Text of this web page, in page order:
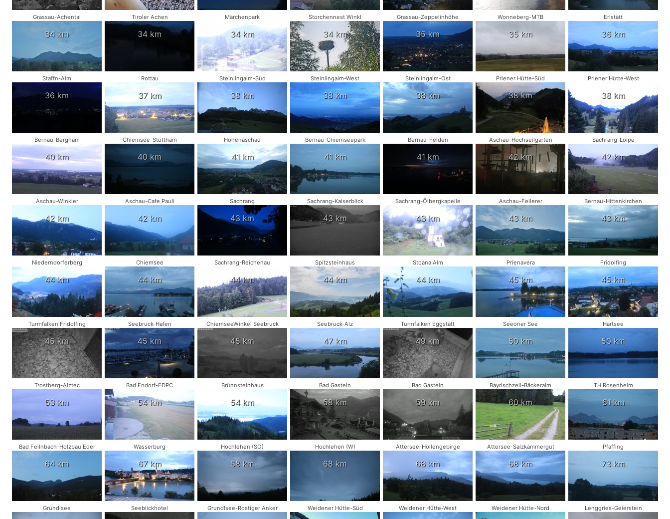
Grassau-Achental
34 km
Tiroler Achen
34 km
Märchenpark
34 km
Storchennest Winkl
34 km
Grassau-Zeppelinhöhe
35 km
Wonneberg-MTB
35 km
Erlstätt
36 km
Staffn-Alm
36 km
Rottau
37 km
Steinlingalm-Süd
38 km
Steinlingalm-West
38 km
Steinlingalm-Ost
38 km
Priener Hütte-Süd
38 km
Priener Hütte-West
38 km
Bernau-Bergham
40 km
Chiemsee-Stöttham
40 km
Hohenaschau
41 km
Bernau-Chiemseepark
41 km
Bernau-Felden
41 km
Aschau-Hochseilgarten
42 km
Sachrang-Loipe
42 km
Aschau-Winkler
42 km
Aschau-Cafe Pauli
42 km
Sachrang
43 km
Sachrang-Kaiserblick
43 km
Sachrang-Ölbergkapelle
43 km
Aschau-Fellerer
43 km
Bernau-Hittenkirchen
43 km
Niederndorferberg
44 km
Chiemsee
44 km
Sachrang-Reichenau
44 km
Spitzsteinhaus
44 km
Stoana Alm
44 km
Prienavera
45 km
Fridolfing
45 km
Turmfalken Fridolfing
45 km
Seebruck-Hafen
45 km
ChiemseeWinkel Seebruck
45 km
Seebruck-Alz
47 km
Turmfalken Eggstätt
49 km
Seeoner See
50 km
Hartsee
50 km
Trostberg-Alztec
53 km
Bad Endorf-EDPC
54 km
Brünnsteinhaus
54 km
Bad Gastein
58 km
Bad Gastein
59 km
Bayrischzell-Bäckeralm
60 km
TH Rosenheim
61 km
Bad Feilnbach-Holzbau Eder
64 km
Wasserburg
67 km
Hochlehen (SO)
68 km
Hochlehen (W)
68 km
Attersee-Höllengebirge
68 km
Attersee-Salzkammergut
68 km
Pfaffing
73 km
Grundlsee Seeblickhotel Grundlsee-Rostiger Anker Weidener Hütte-Süd Weidener Hütte-West Weidener Hütte-Nord Lenggries-Geierstein